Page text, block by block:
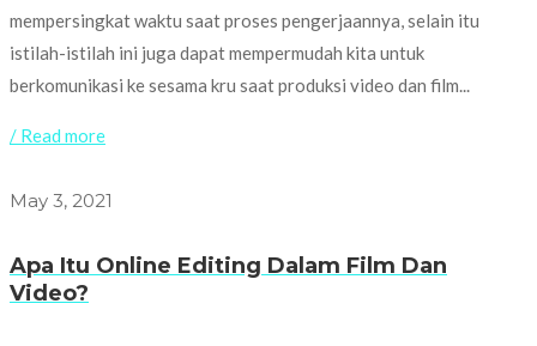
mempersingkat waktu saat proses pengerjaannya, selain itu
istilah-istilah ini juga dapat mempermudah kita untuk
berkomunikasi ke sesama kru saat produksi video dan film...
/ Read more
May 3, 2021
Apa Itu Online Editing Dalam Film Dan
Video?